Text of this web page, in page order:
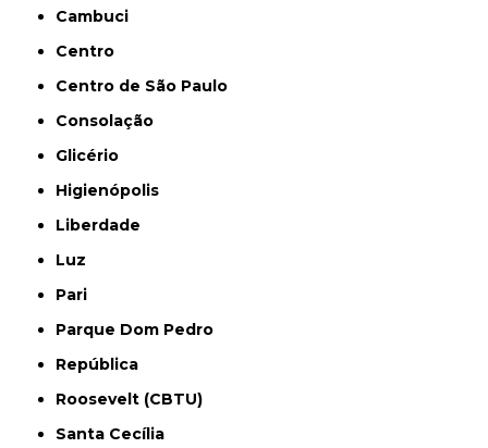
Cambuci
Centro
Centro de São Paulo
Consolação
Glicério
Higienópolis
Liberdade
Luz
Pari
Parque Dom Pedro
República
Roosevelt (CBTU)
Santa Cecília